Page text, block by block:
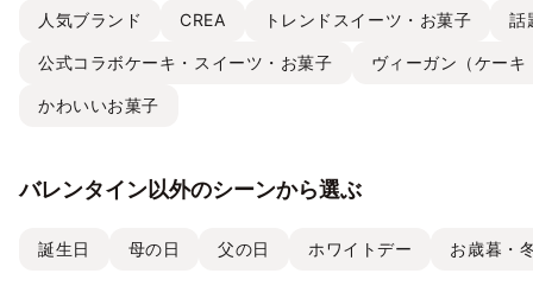
人気ブランド CREA トレンドスイーツ・お菓子 話
公式コラボケーキ・スイーツ・お菓子 ヴィーガン（ケー
かわいいお菓子
バレンタイン以外のシーンから選ぶ
誕生日 母の日 父の日 ホワイトデー お歳暮・